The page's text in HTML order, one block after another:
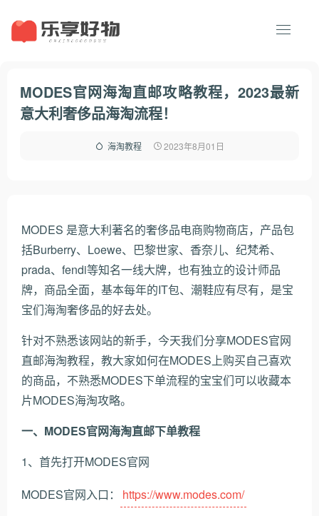
MODES官网海淘直邮攻略教程，2023最新
意大利奢侈品海淘流程！
海淘教程 2023年8月01日
MODES 是意大利著名的奢侈品电商购物商店，产品包
括Burberry、Loewe、巴黎世家、香奈儿、纪梵希、
prada、fendi等知名一线大牌，也有独立的设计师品
牌，商品全面，基本每年的IT包、潮鞋应有尽有，是宝
宝们海淘奢侈品的好去处。
针对不熟悉该网站的新手，今天我们分享MODES官网
直邮海淘教程，教大家如何在MODES上购买自己喜欢
的商品，不熟悉MODES下单流程的宝宝们可以收藏本
片MODES海淘攻略。
一、MODES官网海淘直邮下单教程
1、首先打开MODES官网
MODES官网入口：
https://www.modes.com/